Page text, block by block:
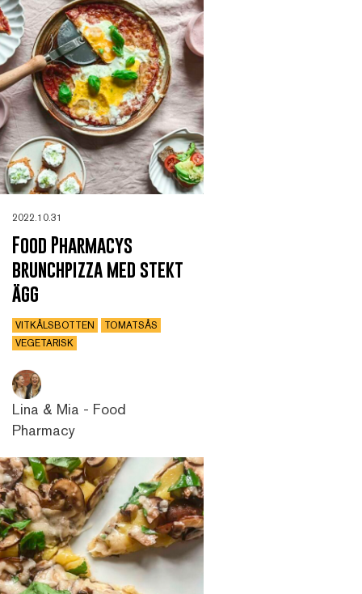
2022.10.31
Food Pharmacys
brunchpizza med stekt
ägg
VITKÅLSBOTTEN
TOMATSÅS
VEGETARISK
Lina & Mia - Food
Pharmacy